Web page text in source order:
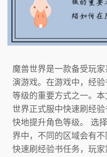
魔兽世界是一款备受玩
演游戏。在游戏中，经
等级的重要方式之一。
世界正式服中快速刷经
快地提升角色等级。 选
界中，不同的区域会有
快速刷经验书任务，玩